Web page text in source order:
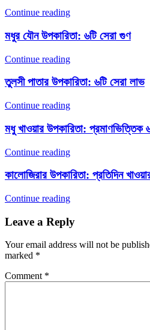
Continue reading
মধুর যৌন উপকারিতা: ৬টি সেরা গুণ
Continue reading
তুলসী পাতার উপকারিতা: ৬টি সেরা লাভ
Continue reading
মধু খাওয়ার উপকারিতা: প্রমাণভিত্তিক
Continue reading
কালোজিরার উপকারিতা: প্রতিদিন
Continue reading
Leave a Reply
Your email address will not be
marked *
Comment *